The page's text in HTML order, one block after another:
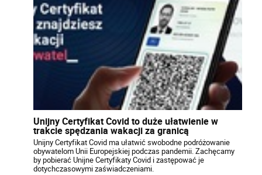
Unijny Certyfikat Covid to duże ułatwienie w
trakcie spędzania wakacji za granicą
Unijny Certyfikat Covid ma ułatwić swobodne podróżowanie
obywatelom Unii Europejskiej podczas pandemii. Zachęcamy
by pobierać Unijne Certyfikaty Covid i zastępować je
dotychczasowymi zaświadczeniami.